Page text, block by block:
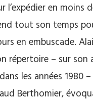
en moins
tout son temps
en embuscade.
répertoire – sur son
les années 1980
Berthomier,